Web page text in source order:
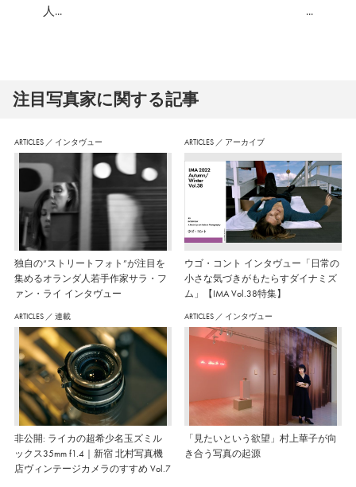
人...
...
注⽬写真家に関する記事
ARTICLES ／ インタヴュー
独自の“ストリートフォト”が注目を
集めるオランダ人若手作家サラ・フ
ァン・ライ インタヴュー
ARTICLES ／ アーカイブ
ウゴ・コント インタヴュー「日常の
小さな気づきがもたらすダイナミズ
ム」【IMA Vol.38特集】
ARTICLES ／ 連載
非公開: ライカの超希少名玉ズミル
ックス35mm f1.4｜新宿 北村写真機
店ヴィンテージカメラのすすめ Vol.7
ARTICLES ／ インタヴュー
「見たいという欲望」村上華子が向
き合う写真の起源